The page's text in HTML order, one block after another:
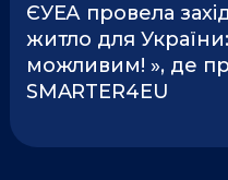
ЄУЕА провела
житло для
можливим! », де
SMARTER4EU